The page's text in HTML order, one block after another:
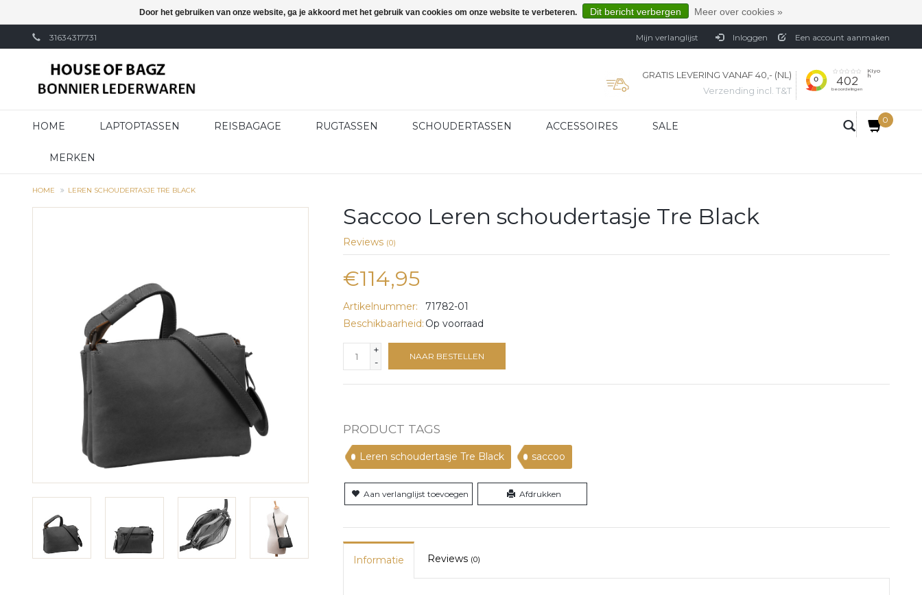
31634317731 Mijn verlanglijst Inloggen Een account aanmaken
GRATIS LEVERING VANAF 40,- (NL)
Verzending incl. T&T
HOME LAPTOPTASSEN REISBAGAGE RUGTASSEN SCHOUDERTASSEN ACCESSOIRES SALE
MERKEN
0
HOME LEREN SCHOUDERTASJE TRE BLACK
Saccoo Leren schoudertasje Tre Black
Reviews (0)
€114,95
Artikelnummer:
71782-01
Beschikbaarheid: Op voorraad
+
-
NAAR BESTELLEN
PRODUCT TAGS
Leren schoudertasje Tre Black saccoo
Aan verlanglijst toevoegen Afdrukken
Informatie Reviews (0)
Door het gebruiken van onze website, ga je akkoord met het gebruik van cookies om onze website te verbeteren. Dit bericht verbergen Meer over cookies »